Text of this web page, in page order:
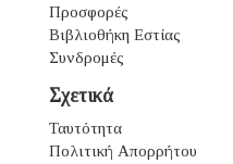
Προσφορές
Βιβλιοθήκη Εστίας
Συνδρομές
Σχετικά
Ταυτότητα
Πολιτική Απορρήτου